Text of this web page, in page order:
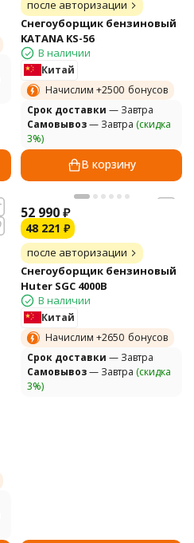
после авторизации
Снегоуборщик бензиновый
KATANA KS-56
В наличии
Китай
Начислим +2500 бонусов
Cрок доставки — Завтра
Самовывоз— Завтра (скидка
3%)
В корзину
52 990₽
48 221 ₽
после авторизации
Снегоуборщик бензиновый
Huter SGC 4000B
В наличии
Китай
Начислим +2650 бонусов
Cрок доставки — Завтра
Самовывоз— Завтра (скидка
3%)